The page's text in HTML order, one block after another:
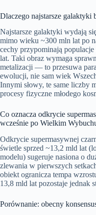
Dlaczego najstarsze galaktyki
Najstarsze galaktyki wydają
mimo wieku ~300 mln lat po
cechy przypominają
lat. Taki obraz wymaga
metalizacji — to przesuwa
ewolucji, nie sam wiek
Innymi słowy, te same liczby
procesy fizyczne młodego
Co oznacza odkrycie
wcześnie po Wielkim
Odkrycie supermasywnej
świetle sprzed ~13,2 mld lat
modelu) sugeruje nasiona o
zlewania w pierwszych
obiekt ogranicza tempa
13,8 mld lat pozostaje jednak
Porównanie: obecny